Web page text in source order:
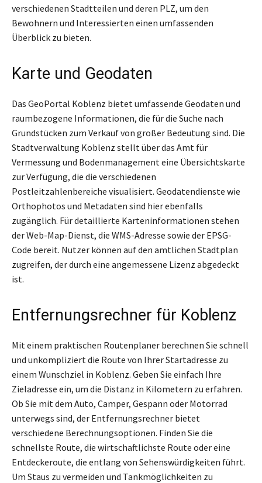
verschiedenen Stadtteilen und deren PLZ, um den
Bewohnern und Interessierten einen umfassenden
Überblick zu bieten.
Karte und Geodaten
Das GeoPortal Koblenz bietet umfassende Geodaten und
raumbezogene Informationen, die für die Suche nach
Grundstücken zum Verkauf von großer Bedeutung sind. Die
Stadtverwaltung Koblenz stellt über das Amt für
Vermessung und Bodenmanagement eine Übersichtskarte
zur Verfügung, die die verschiedenen
Postleitzahlenbereiche visualisiert. Geodatendienste wie
Orthophotos und Metadaten sind hier ebenfalls
zugänglich. Für detaillierte Karteninformationen stehen
der Web-Map-Dienst, die WMS-Adresse sowie der EPSG-
Code bereit. Nutzer können auf den amtlichen Stadtplan
zugreifen, der durch eine angemessene Lizenz abgedeckt
ist.
Entfernungsrechner für Koblenz
Mit einem praktischen Routenplaner berechnen Sie schnell
und unkompliziert die Route von Ihrer Startadresse zu
einem Wunschziel in Koblenz. Geben Sie einfach Ihre
Zieladresse ein, um die Distanz in Kilometern zu erfahren.
Ob Sie mit dem Auto, Camper, Gespann oder Motorrad
unterwegs sind, der Entfernungsrechner bietet
verschiedene Berechnungsoptionen. Finden Sie die
schnellste Route, die wirtschaftlichste Route oder eine
Entdeckeroute, die entlang von Sehenswürdigkeiten führt.
Um Staus zu vermeiden und Tankmöglichkeiten zu